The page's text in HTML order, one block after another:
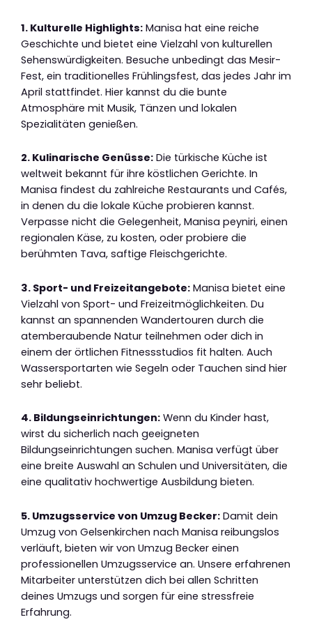
1. Kulturelle Highlights: Manisa hat eine reiche
Geschichte und bietet eine Vielzahl von kulturellen
Sehenswürdigkeiten. Besuche unbedingt das Mesir-
Fest, ein traditionelles Frühlingsfest, das jedes Jahr im
April stattfindet. Hier kannst du die bunte
Atmosphäre mit Musik, Tänzen und lokalen
Spezialitäten genießen.
2. Kulinarische Genüsse: Die türkische Küche ist
weltweit bekannt für ihre köstlichen Gerichte. In
Manisa findest du zahlreiche Restaurants und Cafés,
in denen du die lokale Küche probieren kannst.
Verpasse nicht die Gelegenheit, Manisa peyniri, einen
regionalen Käse, zu kosten, oder probiere die
berühmten Tava, saftige Fleischgerichte.
3. Sport- und Freizeitangebote: Manisa bietet eine
Vielzahl von Sport- und Freizeitmöglichkeiten. Du
kannst an spannenden Wandertouren durch die
atemberaubende Natur teilnehmen oder dich in
einem der örtlichen Fitnessstudios fit halten. Auch
Wassersportarten wie Segeln oder Tauchen sind hier
sehr beliebt.
4. Bildungseinrichtungen: Wenn du Kinder hast,
wirst du sicherlich nach geeigneten
Bildungseinrichtungen suchen. Manisa verfügt über
eine breite Auswahl an Schulen und Universitäten, die
eine qualitativ hochwertige Ausbildung bieten.
5. Umzugsservice von Umzug Becker: Damit dein
Umzug von Gelsenkirchen nach Manisa reibungslos
verläuft, bieten wir von Umzug Becker einen
professionellen Umzugsservice an. Unsere erfahrenen
Mitarbeiter unterstützen dich bei allen Schritten
deines Umzugs und sorgen für eine stressfreie
Erfahrung.